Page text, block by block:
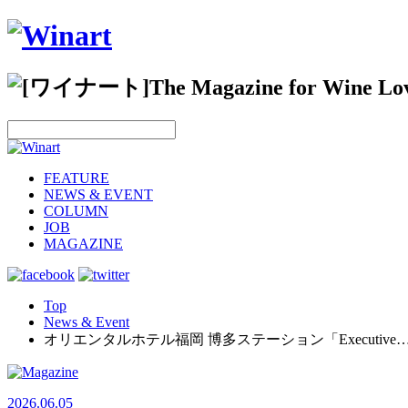
FEATURE
NEWS & EVENT
COLUMN
JOB
MAGAZINE
Top
News & Event
オリエンタルホテル福岡 博多ステーション「
2026.06.05